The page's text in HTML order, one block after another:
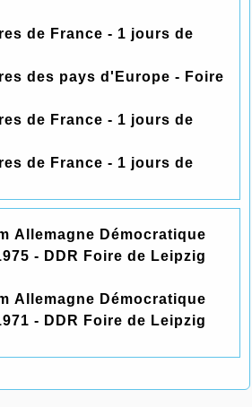
de France - 1 jours de
des pays d'Europe - Foire
de France - 1 jours de
de France - 1 jours de
Allemagne Démocratique
- DDR Foire de Leipzig
Allemagne Démocratique
- DDR Foire de Leipzig